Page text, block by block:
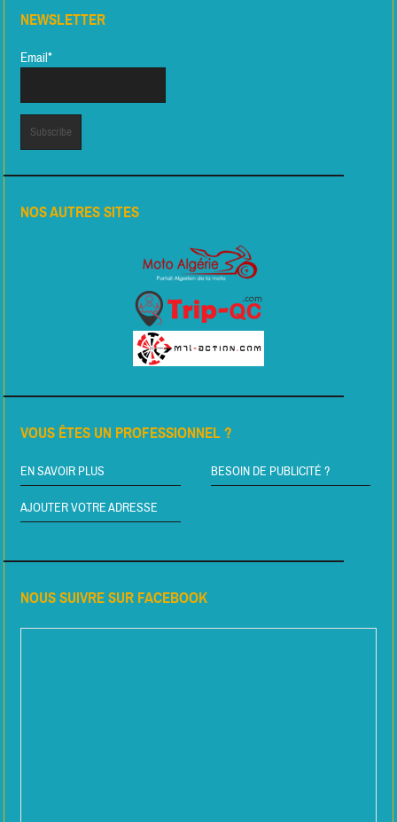
NEWSLETTER
Email*
NOS AUTRES SITES
VOUS ÊTES UN PROFESSIONNEL ?
EN SAVOIR PLUS BESOIN DE PUBLICITÉ ?
AJOUTER VOTRE ADRESSE
NOUS SUIVRE SUR FACEBOOK